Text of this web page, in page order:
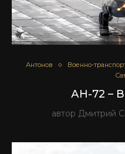
Антонов Военно-
АН-72 –
автор Дмитрий